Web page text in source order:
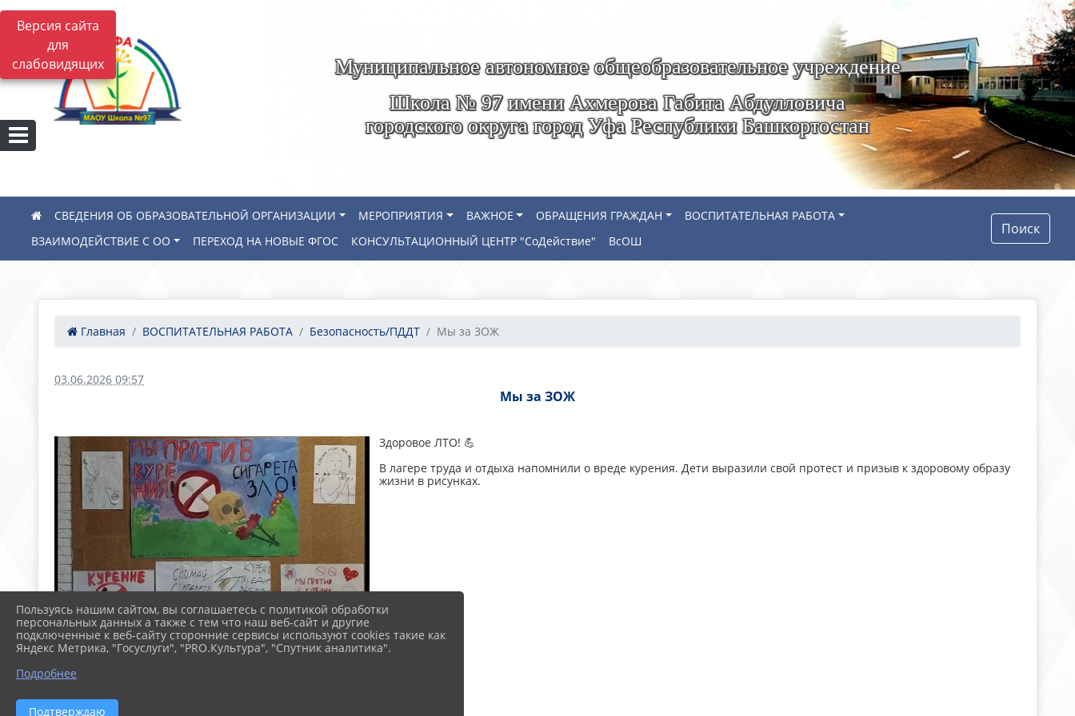
Версия сайта
для
слабовидящих
Муниципальное автономное общеобразовательное учреждение
Школа № 97 имени Ахмерова Габита Абдулловича
городского округа город Уфа Республики Башкортостан
СВЕДЕНИЯ ОБ ОБРАЗОВАТЕЛЬНОЙ ОРГАНИЗАЦИИ МЕРОПРИЯТИЯ ВАЖНОЕ ОБРАЩЕНИЯ ГРАЖДАН
ВОСПИТАТЕЛЬНАЯ РАБОТА
ВЗАИМОДЕЙСТВИЕ С ОО
ПЕРЕХОД НА НОВЫЕ ФГОС КОНСУЛЬТАЦИОННЫЙ ЦЕНТР "СоДействие" ВсОШ
Поиск
Главная ВОСПИТАТЕЛЬНАЯ РАБОТА Безопасность/ПДДТ Мы за ЗОЖ
03.06.2026 09:57
Мы за ЗОЖ
Здоровое ЛТО! 💪
В лагере труда и отдыха напомнили о вреде курения. Дети выразили свой протест и призыв к здоровому образу
жизни в рисунках.
Пользуясь нашим сайтом, вы соглашаетесь с политикой обработки
персональных данных а также с тем что наш веб-сайт и другие
подключенные к веб-сайту сторонние сервисы используют cookies такие как
Яндекс Метрика, "Госуслуги", "PRO.Культура", "Спутник аналитика".
Подробнее
Подтверждаю